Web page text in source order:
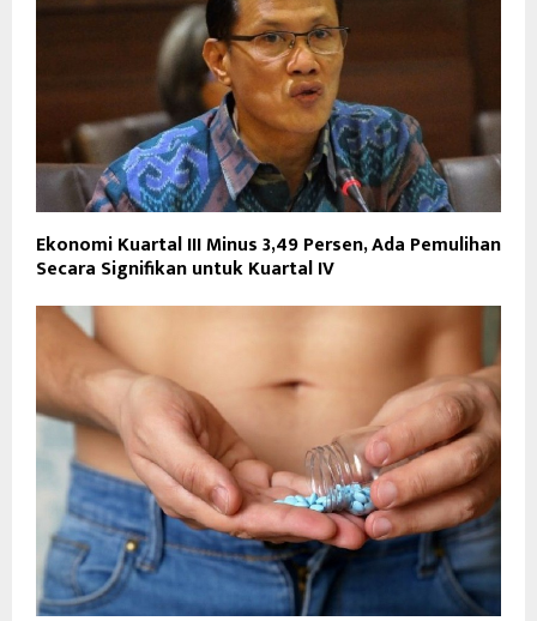
Ekonomi Kuartal III Minus 3,49 Persen, Ada Pemulihan
Secara Signifikan untuk Kuartal IV